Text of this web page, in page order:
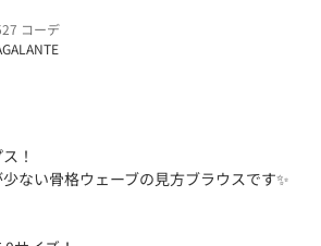
コーデ
！
ない骨格ウェーブの見方ブラウスです✨